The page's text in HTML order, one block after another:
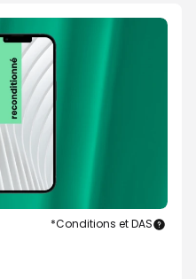
*Conditions et DAS